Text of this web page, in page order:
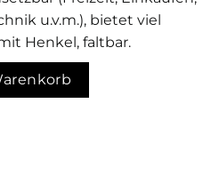
u.v.m.), bietet viel
Henkel, faltbar.